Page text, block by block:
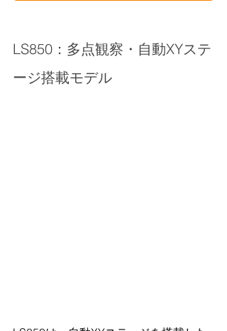
LS850：多点観察・自動XYステ
ージ搭載モデル